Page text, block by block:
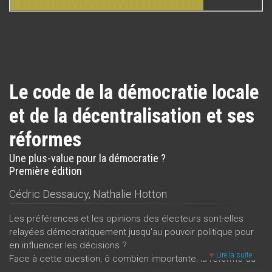
Le code de la démocratie locale
et de la décentralisation et ses
réformes
Une plus-value pour la démocratie ?
Première édition
Cédric Dessaucy, Nathalie Hotton
Les préférences et les opinions des électeurs sont-elles
relayées démocratiquement jusqu'au pouvoir politique pour
en influencer les décisions ?
Face à cette question, ô combien importante, la réforme du
Lire la suite